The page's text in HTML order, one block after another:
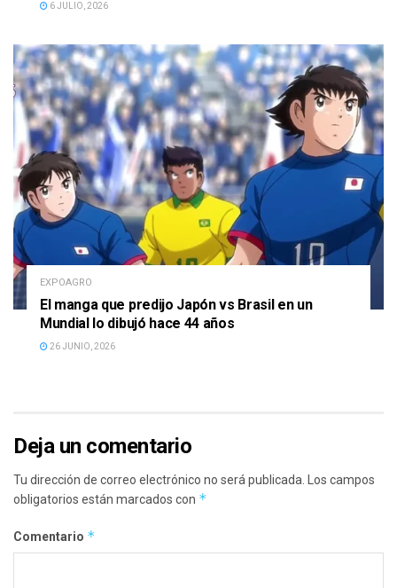
6 JULIO, 2026
EXPOAGRO
El manga que predijo Japón vs Brasil en un
Mundial lo dibujó hace 44 años
26 JUNIO, 2026
Deja un comentario
Tu dirección de correo electrónico no será publicada.
Los campos
obligatorios están marcados con *
Comentario *